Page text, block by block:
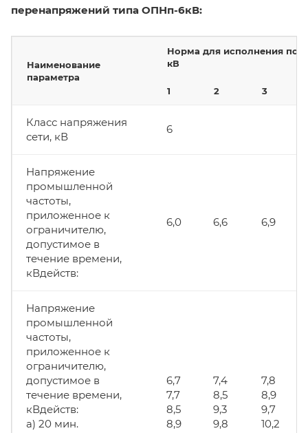
перенапряжений типа ОПНп-6кВ:
Наименование
параметра
Норма для исполнения по
кВ
1 2 3
Класс напряжения
сети, кВ
6
Напряжение
промышленной
частоты,
приложенное к
ограничителю,
допустимое в
течение времени,
кВдейств:
6,0 6,6 6,9
Напряжение
промышленной
частоты,
приложенное к
ограничителю,
допустимое в
течение времени,
кВдейств:
а) 20 мин.
6,7
7,7
8,5
8,9
7,4
8,5
9,3
9,8
7,8
8,9
9,7
10,2